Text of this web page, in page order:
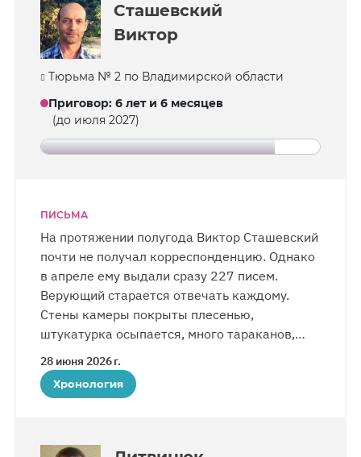
Сташевский
Виктор
Тюрьма № 2 по Владимирской области
Приговор: 6 лет и 6 месяцев
(до июля 2027)
ПИСЬМА
На протяжении полугода Виктор Сташевский
почти не получал корреспонденцию. Однако
в апреле ему выдали сразу 227 писем.
Верующий старается отвечать каждому.
Стены камеры покрыты плесенью,
штукатурка осыпается, много тараканов,
а летом — нашествие комаров. Верующий
старается концентрироваться
на положительном и искать красоту
выходить на прогулки 4—5 раз в неделю.
28 июня 2026 г.
Хронология